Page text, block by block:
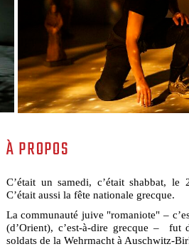
À PROPOS
C’était un samedi, c’était shabbat,
C’était aussi la fête nationale grecque.
La communauté juive "romaniote" –
(d’Orient), c’est-à-dire grecque – fut
soldats de la Wehrmacht à Auschwitz-